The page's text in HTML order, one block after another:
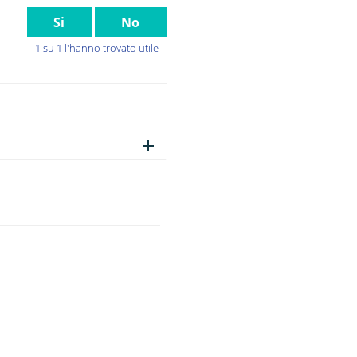
Si No
1 su 1 l'hanno trovato utile